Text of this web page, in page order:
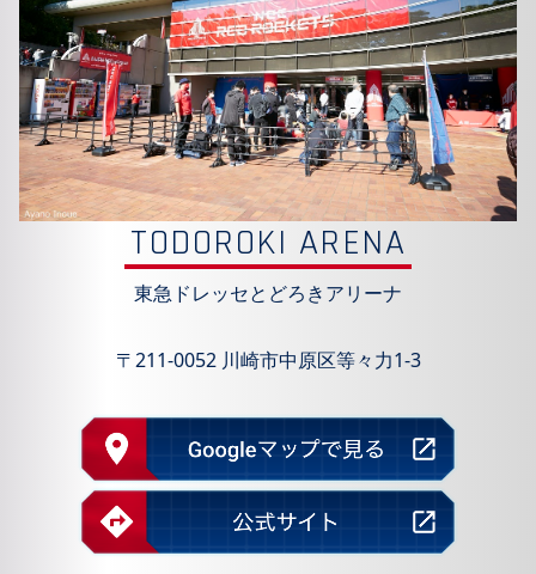
TODOROKI ARENA
東急ドレッセとどろきアリーナ
〒211-0052 川崎市中原区等々力1-3